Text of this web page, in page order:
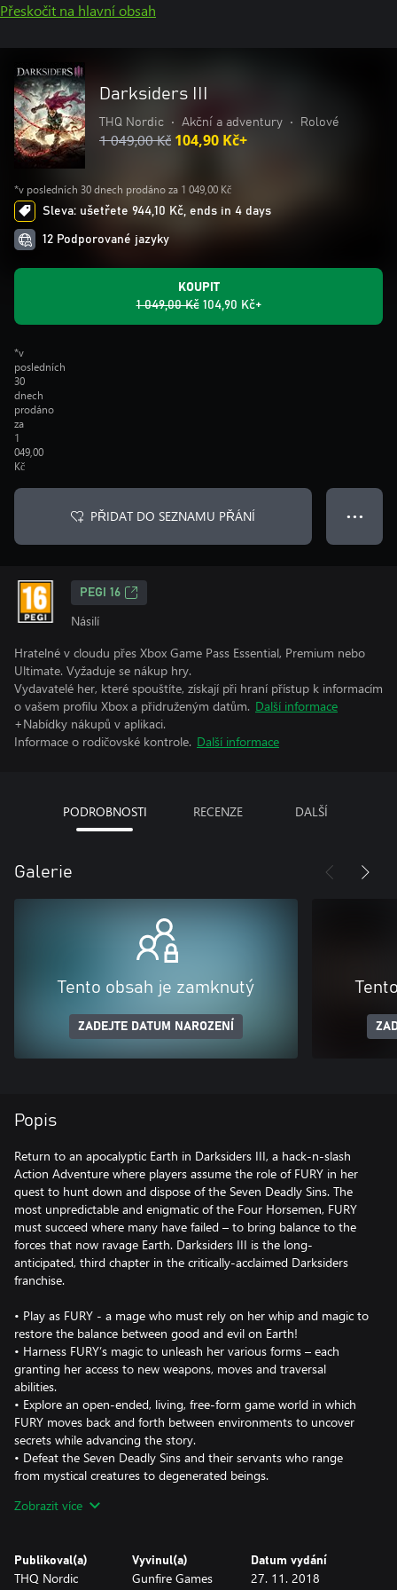
Přeskočit na hlavní obsah
Darksiders III
THQ Nordic • Akční a adventury • Rolové
1 049,00 Kč 104,90 Kč+
*v posledních 30 dnech prodáno za 1 049,00 Kč
Sleva: ušetřete 944,10 Kč, ends in 4 days
12 Podporované jazyky
KOUPIT
1 049,00 Kč 104,90 Kč+
*v
posledních
30
dnech
prodáno
za
1
049,00
Kč
PŘIDAT DO SEZNAMU PŘÁNÍ ● ● ●
PEGI 16
Násilí
Hratelné v cloudu přes Xbox Game Pass Essential, Premium nebo
Ultimate. Vyžaduje se nákup hry.
Vydavatelé her, které spouštíte, získají při hraní přístup k informacím
o vašem profilu Xbox a přidruženým datům. Další informace
+Nabídky nákupů v aplikaci.
Informace o rodičovské kontrole. Další informace
PODROBNOSTI RECENZE DALŠÍ
Galerie
Tento obsah je zamknutý
ZADEJTE DATUM NAROZENÍ
Popis
Return to an apocalyptic Earth in Darksiders III, a hack-n-slash
Action Adventure where players assume the role of FURY in her
quest to hunt down and dispose of the Seven Deadly Sins. The
most unpredictable and enigmatic of the Four Horsemen, FURY
must succeed where many have failed – to bring balance to the
forces that now ravage Earth. Darksiders III is the long-
anticipated, third chapter in the critically-acclaimed Darksiders
franchise.
• Play as FURY - a mage who must rely on her whip and magic to
restore the balance between good and evil on Earth!
• Harness FURY’s magic to unleash her various forms – each
granting her access to new weapons, moves and traversal
abilities.
• Explore an open-ended, living, free-form game world in which
FURY moves back and forth between environments to uncover
secrets while advancing the story.
• Defeat the Seven Deadly Sins and their servants who range
from mystical creatures to degenerated beings.
apocalyptic environments that take the player from the heights
Zobrazit více
Publikoval(a)
THQ Nordic
Vyvinul(a)
Gunfire Games
Datum vydání
27. 11. 2018